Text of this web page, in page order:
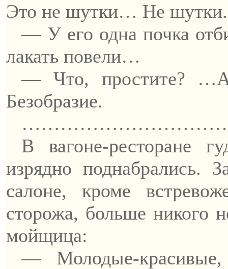
Это не шутки… Не шутки.
— У его одна почка
лакать повели…
— Что, простите? …А
Безобразие.
В вагоне-ресторане
изрядно поднабрались.
салоне, кроме
сторожа, больше никого
мойщица:
— Молодые-красивые,